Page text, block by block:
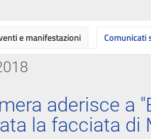
e manifestazioni Comunicati
aderisce a
la facciata di